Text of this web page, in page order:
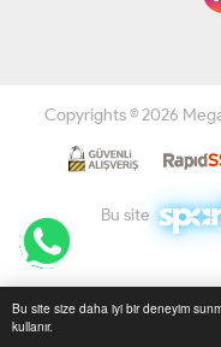
Bu site size daha iyi bir deneyim
kullanır.
Copyrights © 2026
Bu site
Anasayfa